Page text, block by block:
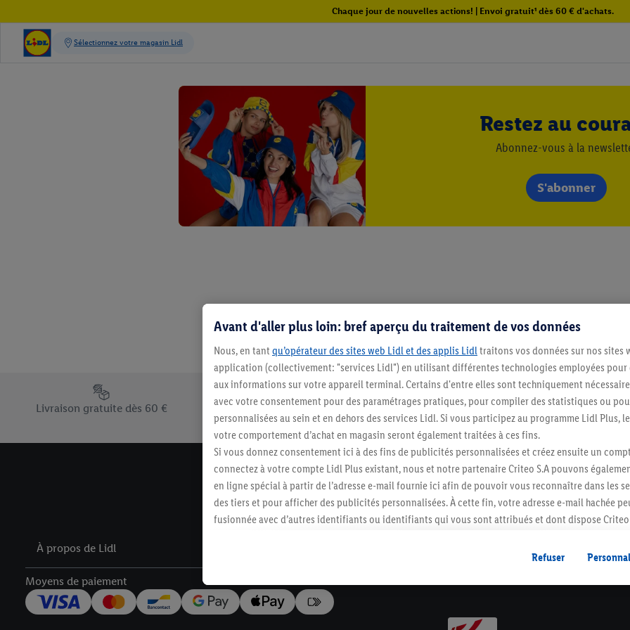
Chaque jour de nouvelles actions! | Envoi gratuit¹ dès 60 € d'achats.
Restez au
Abonnez-vous à la
S'abonner
Élément du pied de page avec les différents arguments de vente uniques de Lidl.be
Livraison gratuite dès 60 €
Livraison à domicile ou dans un point
de collecte
Newsletter Lidl
Abonnez-vous aujourd'hui et ne ratez aucune offre !
S'abonner
À propos de Lidl
Moyens de paiement
Avant d'aller plus loin: bref aperçu du traitement de vos données
Nous, en tant qu’opérateur des sites web Lidl et des applis Lidl traitons vos données sur nos sites
application (collectivement: "services Lidl") en utilisant différentes technologies employées pour
aux informations sur votre appareil terminal. Certains d'entre elles sont techniquement
avec votre consentement pour des paramétrages pratiques, pour compiler des statistiques ou
personnalisées au sein et en dehors des services Lidl. Si vous participez au programme Lidl Plus,
votre comportement d’achat en magasin seront également traitées à ces fins.
Si vous donnez consentement ici à des fins de publicités personnalisées et créez ensuite un
connectez à votre compte Lidl Plus existant, nous et notre partenaire Criteo S.A pouvons
en ligne spécial à partir de l’adresse e-mail fournie ici afin de pouvoir vous reconnaître dans les
des tiers et pour afficher des publicités personnalisées. À cette fin, votre adresse e-mail hachée
fusionnée avec d’autres identifiants ou identifiants qui vous sont attribués et dont dispose Criteo
vous avez montré de l’intérêt (par exemple en plaçant le produit dans un panier d’un webshop
l’achat) peuvent également être affichées sur plusieurs apppareils et plusieurs services de Lidl si
plusieurs services de Lidl peuvent vous être attribués en utilisant votre adresse e-mail hachée et,
identifiants/identifiants dont dispose Criteo S.A.
Sous « Personnaliser », vous pouvez autoriser des finalités individuelles et trouver de plus amples
Refuser